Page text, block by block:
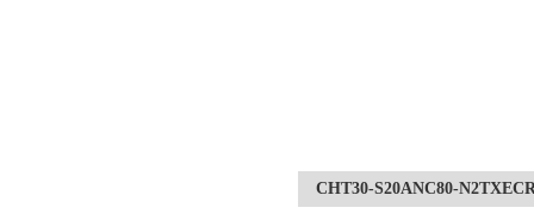
CHT30-S20ANC80-